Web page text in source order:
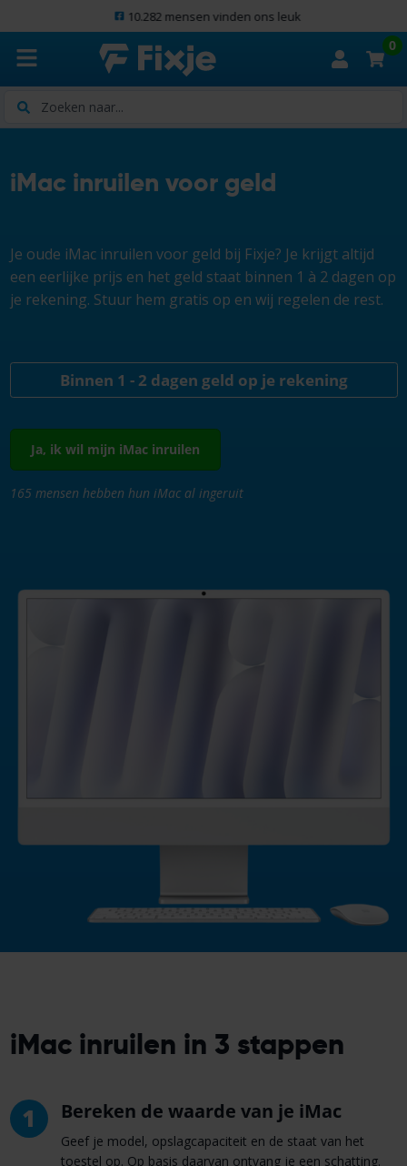
10.282 mensen vinden ons leuk
Zoeken
0
iMac inruilen voor geld
Je oude iMac inruilen voor geld bij Fixje? Je krijgt altijd
een eerlijke prijs en het geld staat binnen 1 à 2 dagen op
je rekening. Stuur hem gratis op en wij regelen de rest.
Binnen 1 - 2 dagen geld op je rekening
Ja, ik wil mijn iMac inruilen
165 mensen hebben hun iMac al ingeruit
iMac inruilen in 3 stappen
1 Bereken de waarde van je iMac
Geef je model, opslagcapaciteit en de staat van het
toestel op. Op basis daarvan ontvang je een schatting.